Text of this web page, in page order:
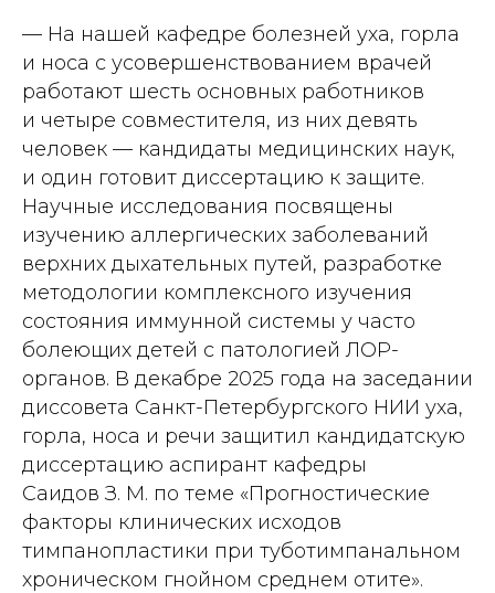
— На нашей кафедре болезней уха, горла
и носа с усовершенствованием врачей
работают шесть основных работников
и четыре совместителя, из них девять
человек — кандидаты медицинских наук,
и один готовит диссертацию к защите.
Научные исследования посвящены
изучению аллергических заболеваний
верхних дыхательных путей, разработке
методологии комплексного изучения
состояния иммунной системы у часто
болеющих детей с патологией ЛОР-
органов. В декабре 2025 года на заседании
диссовета Санкт-Петербургского НИИ уха,
горла, носа и речи защитил кандидатскую
диссертацию аспирант кафедры
Саидов З. М. по теме «Прогностические
факторы клинических исходов
тимпанопластики при туботимпанальном
хроническом гнойном среднем отите».